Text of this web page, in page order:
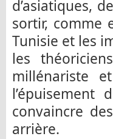
d’asiatiques,
sortir, comme
Tunisie et les
les
millénariste
convaincre
arrière.